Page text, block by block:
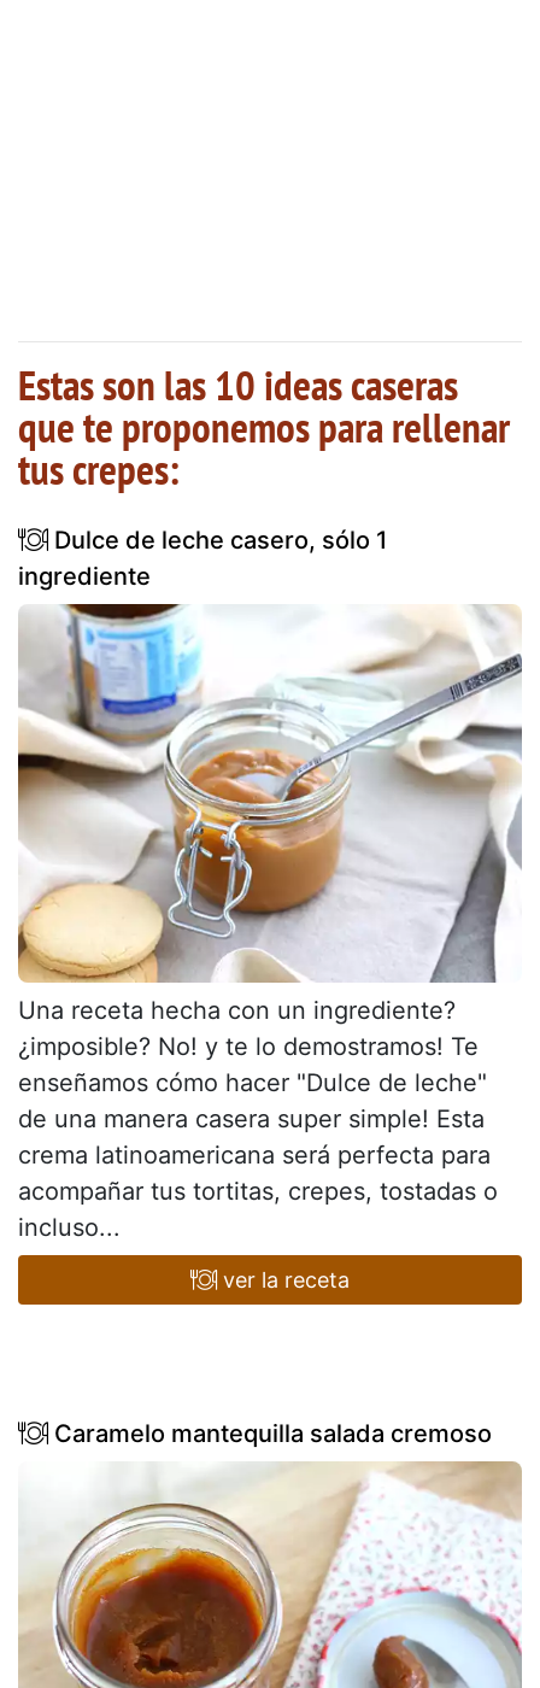
Estas son las 10 ideas caseras
que te proponemos para rellenar
tus crepes:
Dulce de leche casero, sólo 1
ingrediente
Una receta hecha con un ingrediente?
¿imposible? No! y te lo demostramos! Te
enseñamos cómo hacer "Dulce de leche"
de una manera casera super simple! Esta
crema latinoamericana será perfecta para
acompañar tus tortitas, crepes, tostadas o
incluso...
ver la receta
Caramelo mantequilla salada cremoso